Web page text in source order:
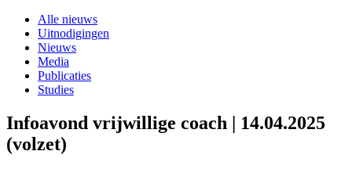
Alle nieuws
Uitnodigingen
Nieuws
Media
Publicaties
Studies
Infoavond vrijwillige coach | 14.04.2025
(volzet)